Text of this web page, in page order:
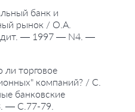
банк и
рынок / О.А.
— 1997 — N4. —
торговое
компаний? / С.
банковские
— С.77-79.